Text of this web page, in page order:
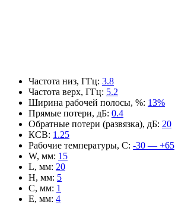
Частота низ, ГГц: 3.8
Частота верх, ГГц: 5.2
Ширина рабочей полосы, %: 13%
Прямые потери, дБ: 0.4
Обратные потери (развязка), дБ: 20
КСВ: 1.25
Рабочие температуры, С: -30 — +65
W, мм: 15
L, мм: 20
H, мм: 5
C, мм: 1
E, мм: 4